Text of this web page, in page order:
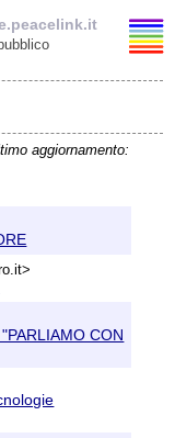
aggiornamento:
CON